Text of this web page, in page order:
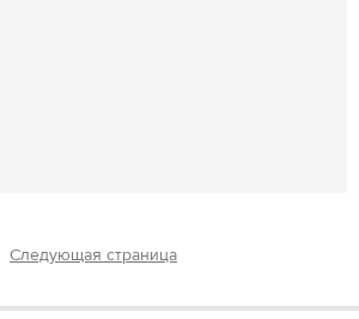
Следующая страница